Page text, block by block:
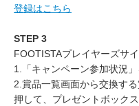
登録はこちら
STEP 3
FOOTISTAプレイヤーズサ
1.「キャンペーン参加状況」
2.賞品一覧画面から交換す
押して、プレゼントボック